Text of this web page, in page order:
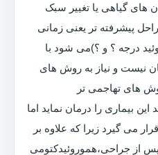
های گیاهی یا تغییر سبک
پیشرفته تر یعنی زمانی
درجه ؟ و ؟)می شود با
نیست و نیاز به روش های
های تهاجمی تر
بیماری را درمان نماید اما
می گیرد زیرا که علاوه بر
از جراحی،هموروئیدکتومی